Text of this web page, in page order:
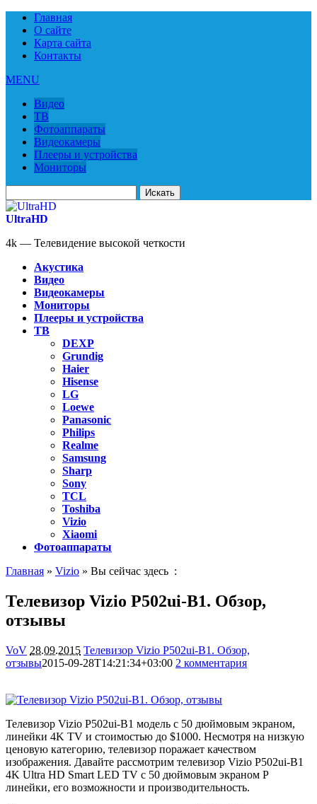
Главная
О сайте
Карта сайта
Контакты
MENU
Видео
ТВ
Фотоаппараты
Видеокамеры
Плееры и устройства
Мониторы
для:
UltraHD
4k — Телевидение высокой четкости
Акустика
Видео
Видеокамеры
Мониторы
Плееры и устройства
ТВ
DEXP
Grundig
Haier
Hisense
LG
Loewe
Panasonic
Philips
Realme
Samsung
Sharp
Sony
TCL
Toshiba
Vizio
Xiaomi
Фотоаппараты
Главная » Vizio » Вы сейчас здесь :
Телевизор Vizio P502ui-B1. Обзор,
отзывы
VoV 28.09.2015 Телевизор Vizio P502ui-B1. Обзор,
отзывы2015-09-28T14:21:34+03:00 2 комментария
Телевизор Vizio P502ui-B1 модель с 50 дюймовым экраном,
линейки 4K TV и стоимостью до $1000. Несмотря на низкую
ценовую категорию, телевизор поражает качеством
изображения. Давайте рассмотрим телевизор Vizio P502ui-B1
4K Ultra HD Smart LED TV с 50 дюймовым экраном P
линейки, его возможности и производительность.